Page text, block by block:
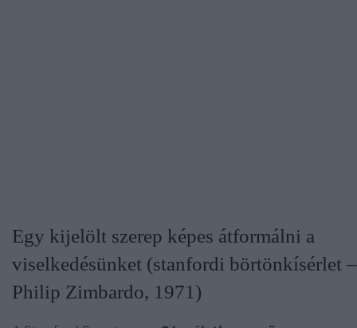
Egy kijelölt szerep képes átformálni a
viselkedésünket (stanfordi börtönkísérlet –
Philip Zimbardo, 1971)